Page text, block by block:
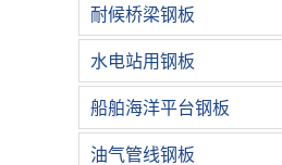
耐候桥梁钢板
水电站用钢板
船舶海洋平台钢板
油气管线钢板